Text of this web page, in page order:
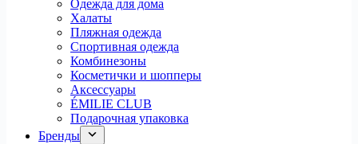
Одежда для дома
Халаты
Пляжная одежда
Спортивная одежда
Комбинезоны
Косметички и шопперы
Аксессуары
ÉMILIE CLUB
Подарочная упаковка
Бренды